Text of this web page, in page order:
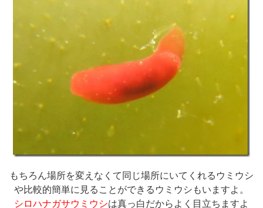
もちろん場所を変えなくて同じ場所にいてくれるウミウシ
や比較的簡単に見ることができるウミウシもいますよ。
シロハナガサウミウシは真っ白だからよく目立ちますよ